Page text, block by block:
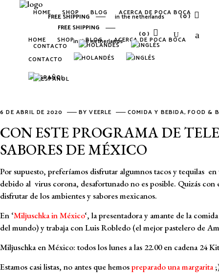
HOME SHOP BLOG ACERCA DE POCA BOCA
CONTACTO
FREE SHIPPING
in the netherlands
(0)
HOME SHOP BLOG ACERCA DE POCA BOCA
CONTACTO
FREE SHIPPING in the netherlands (0)
No products in the cart.
6 DE ABRIL DE 2020 BYVEERLE COMIDA Y BEBIDA,FOOD &
CON ESTE PROGRAMA DE
SABORES DE MÉXICO
Por supuesto, preferíamos disfrutar algumnos tacos y tequilas
debido al virus corona, desafortunado no es posible. Quizás
disfrutar de los ambientes y sabores mexicanos.
En ‘Miljuschka in México‘, la presentadora y amante de la
del mundo) y trabaja con Luis Robledo (el mejor pastelero de
Miljuschka en México: todos los lunes a las 22.00 en cadena 24
Estamos casi listas, no antes que hemospreparado una margarita